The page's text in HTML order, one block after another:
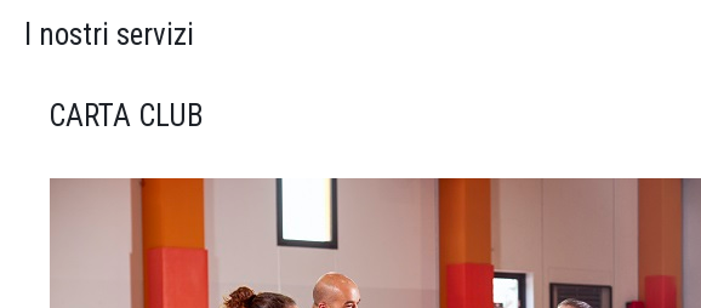
I nostri servizi
CARTA CLUB